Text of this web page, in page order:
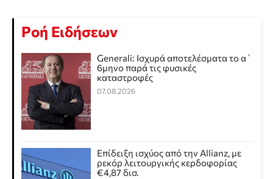
Ροή Ειδήσεων
Generali: Ισχυρά αποτελέσματα το α΄
6μηνο παρά τις φυσικές
καταστροφές
07.08.2026
Επίδειξη ισχύος από την Allianz, με
ρεκόρ λειτουργικής κερδοφορίας
€4,87 δισ.